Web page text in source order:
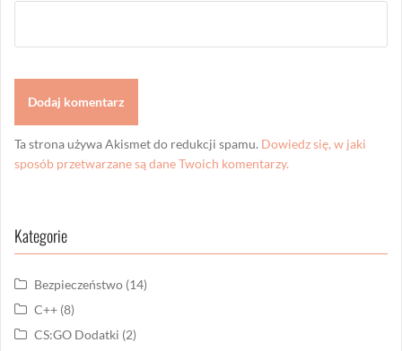
Ta strona używa Akismet do redukcji spamu. Dowiedz się, w jaki
sposób przetwarzane są dane Twoich komentarzy.
Kategorie
Bezpieczeństwo (14)
C++ (8)
CS:GO Dodatki (2)